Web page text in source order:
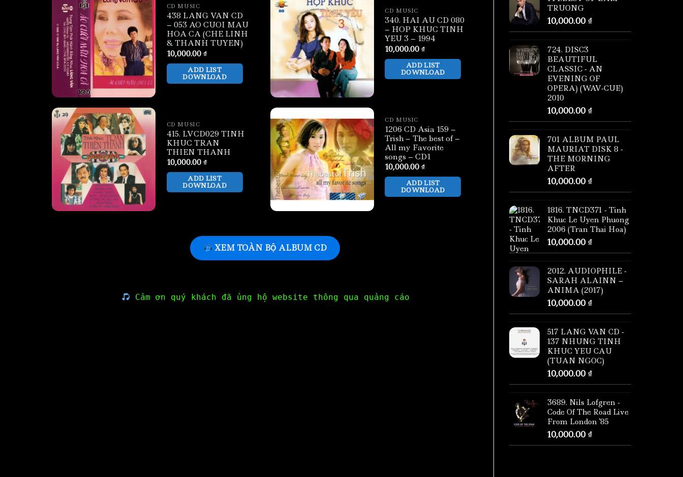
TRUONG
10,000.00 ₫
724. DISC3
BEAUTIFUL
CLASSIC - AN
EVENING OF
OPERA) (WAV-CUE)
2010
10,000.00 ₫
701 ALBUM PAUL
MAURIAT DISK 8 -
THE MORNING
AFTER
10,000.00 ₫
1816. TNCD371 - Tinh
Khuc Le Uyen Phuong
2006 (Tran Thai Hoa)
10,000.00 ₫
2012. AUDIOPHILE -
SARAH ALAINN –
ANIMA (2017)
10,000.00 ₫
517 LANG VAN CD -
137 NHUNG TINH
KHUC YEU CAU
(TUAN NGOC)
10,000.00 ₫
3689. Nils Lofgren -
Code Of The Road Live
From London '85
10,000.00 ₫
CD MUSIC
438 LANG VAN CD
– 053 AO CUOI MAU
HOA CA (CHE LINH
& THANH TUYEN)
10,000.00 ₫
ADD LIST
DOWNLOAD
CD MUSIC
340. HAI AU CD 080
– HOP KHUC TINH
YEU 3 – 1994
10,000.00₫
ADD LIST
DOWNLOAD
CD MUSIC
415. LVCD029 TINH
KHUC TRAN
THIEN THANH
10,000.00 ₫
ADD LIST
DOWNLOAD
CD MUSIC
1206 CD Asia 159 –
Trish – The best of –
All my Favorite
songs – CD1
10,000.00₫
ADD LIST
DOWNLOAD
XEM TOÀN BỘ ALBUM CD
Cảm ơn quý khách đã ủng hộ website thông qua quảng cáo